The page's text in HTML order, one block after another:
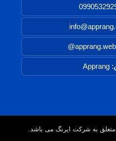
apprang.web@
:
Apprang
به شرکت اپرنگ می باشد.